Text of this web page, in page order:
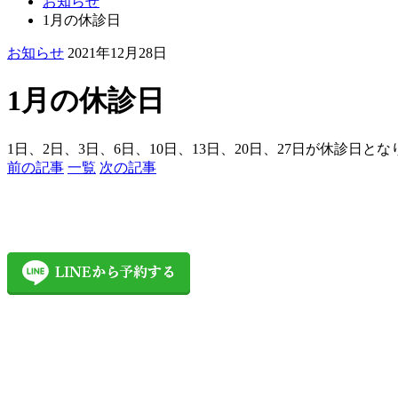
1月の休診日
お知らせ 2021年12月28日
1月の休診日
1日、2日、3日、6日、10日、13日、20日、27日が休診日とな
前の記事 一覧 次の記事